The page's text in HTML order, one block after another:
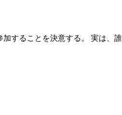
することを決意する。 実は、